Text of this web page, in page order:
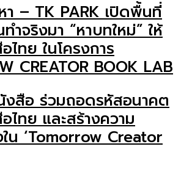
– TK PARK เปิดพื้นที่
ำจริงมา “หาบทใหม่” ให้
ไทย ในโครงการ
CREATOR BOOK LAB
งสือ ร่วมถอดรหัสอนาคต
ไทย และสร้างความ
น ‘Tomorrow Creator